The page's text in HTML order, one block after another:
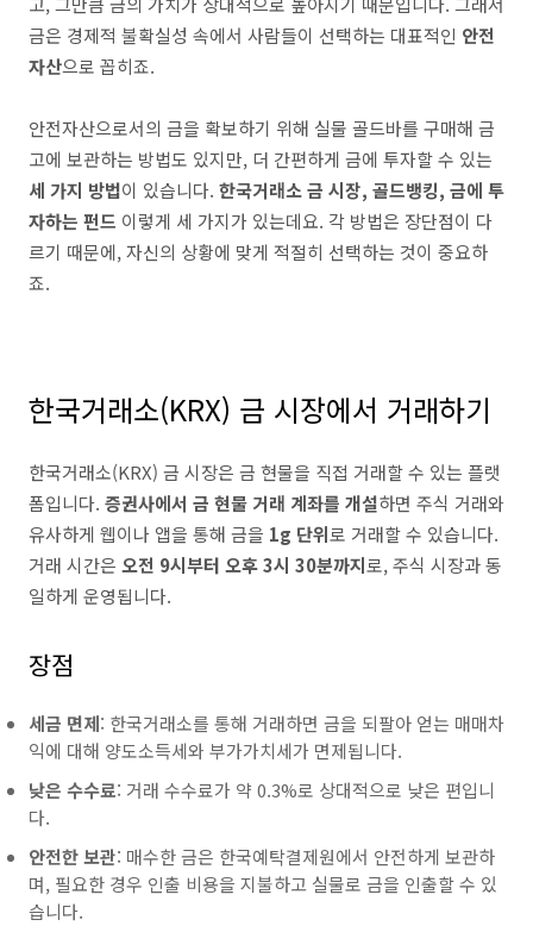
금은 경제적 불확실성 속에서 사람들이 선택하는 대표적인 안전
자산으로 꼽히죠.
안전자산으로서의 금을 확보하기 위해 실물 골드바를 구매해 금
고에 보관하는 방법도 있지만, 더 간편하게 금에 투자할 수 있는
세 가지 방법이 있습니다. 한국거래소 금 시장, 골드뱅킹, 금에 투
자하는 펀드 이렇게 세 가지가 있는데요. 각 방법은 장단점이 다
르기 때문에, 자신의 상황에 맞게 적절히 선택하는 것이 중요하
죠.
한국거래소(KRX) 금 시장에서 거래하기
한국거래소(KRX) 금 시장은 금 현물을 직접 거래할 수 있는 플랫
폼입니다. 증권사에서 금 현물 거래 계좌를 개설하면 주식 거래와
유사하게 웹이나 앱을 통해 금을 1g 단위로 거래할 수 있습니다.
거래 시간은 오전 9시부터 오후 3시 30분까지로, 주식 시장과 동
일하게 운영됩니다.
장점
세금 면제: 한국거래소를 통해 거래하면 금을 되팔아 얻는 매매차
익에 대해 양도소득세와 부가가치세가 면제됩니다.
낮은 수수료: 거래 수수료가 약 0.3%로 상대적으로 낮은 편입니
다.
안전한 보관: 매수한 금은 한국예탁결제원에서 안전하게 보관하
며, 필요한 경우 인출 비용을 지불하고 실물로 금을 인출할 수 있
습니다.